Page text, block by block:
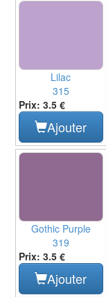
Lilac
315
Prix: 3.5 €
Ajouter
Gothic Purple
319
Prix: 3.5 €
Ajouter